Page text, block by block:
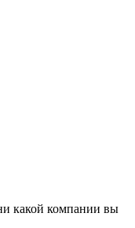
какой компании вы